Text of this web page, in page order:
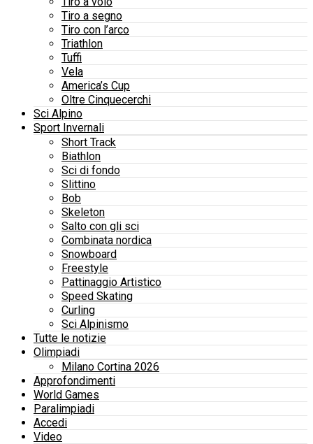
Tiro a segno
Tiro con l’arco
Triathlon
Tuffi
Vela
America’s Cup
Oltre Cinquecerchi
Sci Alpino
Sport Invernali
Short Track
Biathlon
Sci di fondo
Slittino
Bob
Skeleton
Salto con gli sci
Combinata nordica
Snowboard
Freestyle
Pattinaggio Artistico
Speed Skating
Curling
Sci Alpinismo
Tutte le notizie
Olimpiadi
Milano Cortina 2026
Approfondimenti
World Games
Paralimpiadi
Accedi
Video